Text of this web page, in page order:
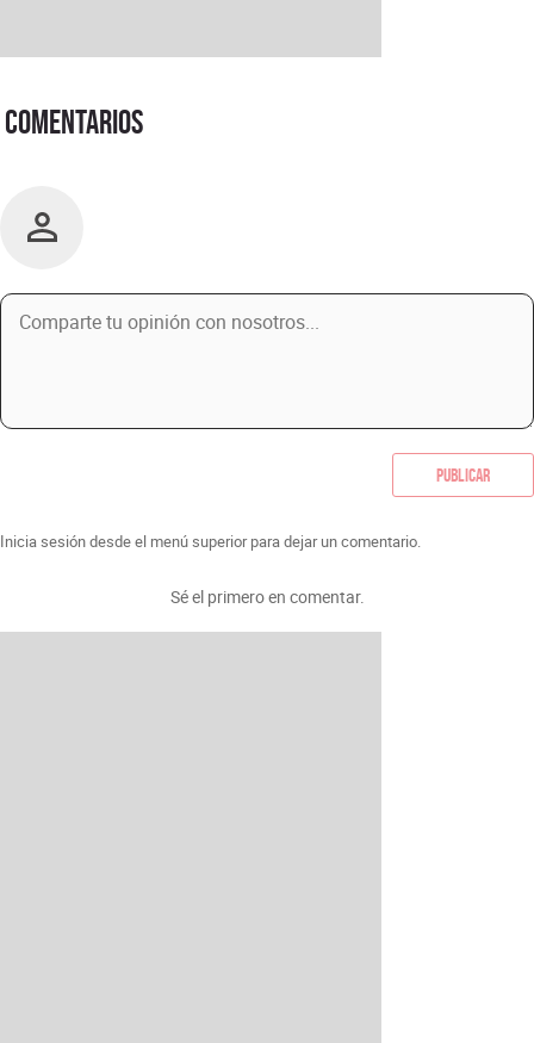
Comentarios
Publicar
Inicia sesión desde el menú superior para dejar un comentario.
Sé el primero en comentar.